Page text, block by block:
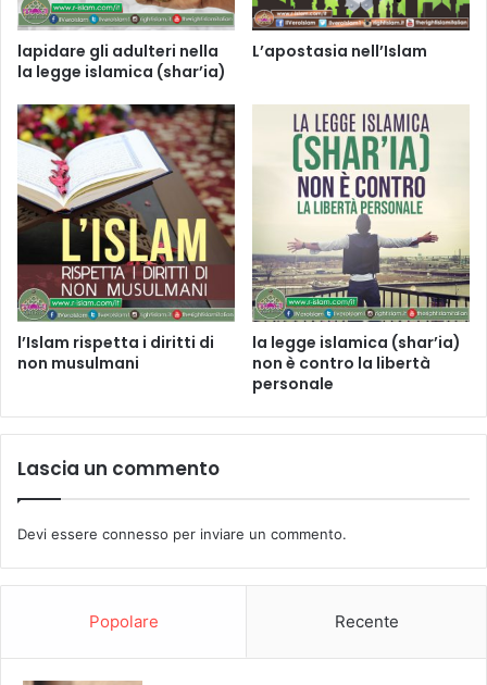
lapidare gli adulteri nella
la legge islamica (shar’ia)
L’apostasia nell’Islam
l’Islam rispetta i diritti di
non musulmani
la legge islamica (shar’ia)
non è contro la libertà
personale
Lascia un commento
Devi essere connesso per inviare un commento.
Popolare Recente